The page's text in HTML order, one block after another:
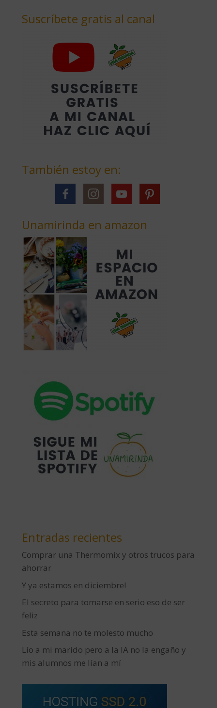
Suscríbete gratis al canal
También estoy en:
Unamirinda en amazon
Entradas recientes
Comprar una Thermomix y otros trucos para
ahorrar
Y ya estamos en diciembre!
El secreto para tomarse en serio eso de ser
feliz
Esta semana no te molesto mucho
Lío a mi marido pero a la IA no la engaño y
mis alumnos me lían a mí